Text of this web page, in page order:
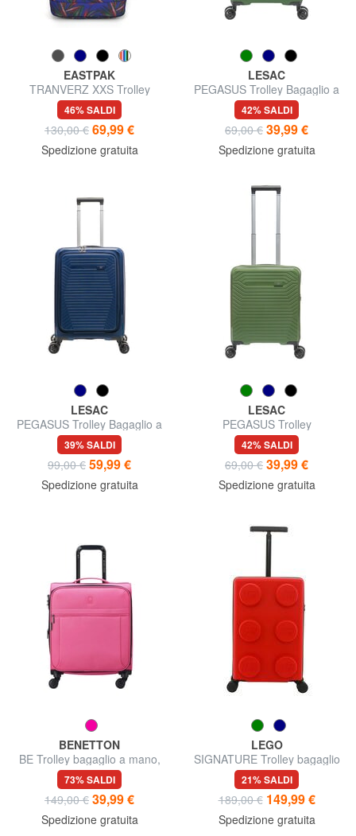
EASTPAK
TRANVERZ XXS Trolley
underseater ok easyJet
46% SALDI
130,00 € 69,99 €
Spedizione gratuita
LESAC
PEGASUS Trolley Bagaglio a
Mano
42% SALDI
69,00 € 39,99 €
Spedizione gratuita
LESAC
PEGASUS Trolley Bagaglio a
Mano, con porta PC
39% SALDI
99,00 € 59,99 €
Spedizione gratuita
LESAC
PEGASUS Trolley
Underseater ok Easyjet
42% SALDI
69,00 € 39,99 €
Spedizione gratuita
BENETTON
BE Trolley bagaglio a mano,
espandibile
73% SALDI
149,00 € 39,99 €
Spedizione gratuita
LEGO
SIGNATURE Trolley bagaglio
a mano
21% SALDI
189,00 € 149,99 €
Spedizione gratuita